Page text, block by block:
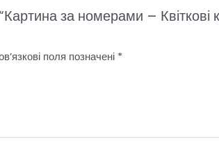
за номерами – Квіткові
поля позначені *